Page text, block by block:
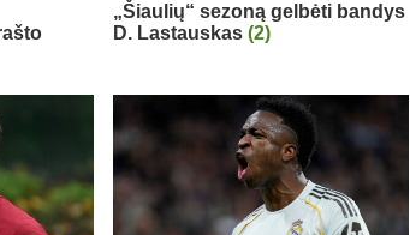
„Šiaulių“ sezoną gelbėti bandys
D. Lastauskas (2)